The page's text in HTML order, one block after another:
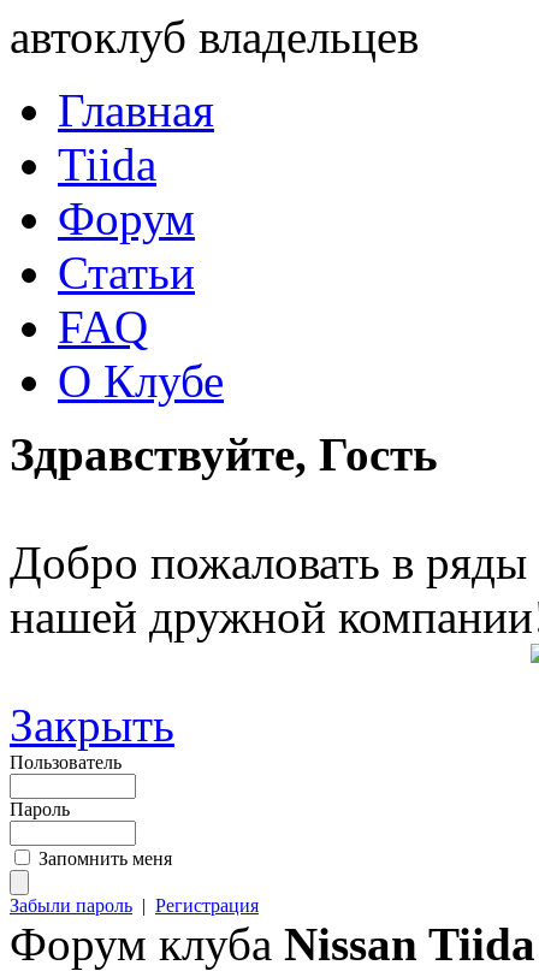
автоклуб владельцев
Главная
Tiida
Форум
Статьи
FAQ
О Клубе
Здравствуйте, Гость
Добро пожаловать в ряды
нашей дружной
Закрыть
Пользователь
Пароль
Запомнить меня
Забыли пароль | Регистрация
Форум клуба Nissan Tiida